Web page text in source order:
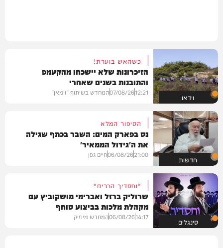
וידאו
כשהאש בוערת!
הזיכרונות שלא יישכחו מהקעמפ
והתובנות בשנים שאחרי
12:21
07/08/26המחדש בשיתוף "וימאן"
חדשות
הסיפור המלא
נס בפארק המים: השבר בכתף שגילה
את ה'גידול הממאיר'
21:00
06/08/26חיים גפן
סינגלים
"וחסדיך הרבים"
שרוליק ברזל ואברימי מושקוביץ עם
מקהלת מלכות בביצוע סוחף
14:17
06/08/26המחדש מיוזיק